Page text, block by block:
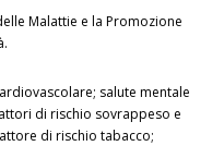
Malattie e la Promozione
salute mentale
di rischio sovrappeso e
di rischio tabacco;